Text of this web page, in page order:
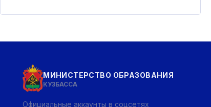
МИНИСТЕРСТВО ОБРАЗОВАНИЯ
КУЗБАССА
Официальные аккаунты в соцсетях